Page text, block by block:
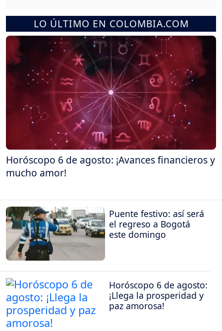
LO ÚLTIMO EN COLOMBIA.COM
Horóscopo 6 de agosto: ¡Avances financieros y
mucho amor!
Puente festivo: así será
el regreso a Bogotá
este domingo
Horóscopo 6 de agosto:
¡Llega la prosperidad y
paz amorosa!